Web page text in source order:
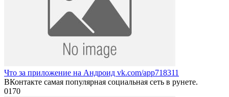
Что за приложение на Андроид vk.com/app718311
ВКонтакте самая популярная социальная сеть в рунете.
0170